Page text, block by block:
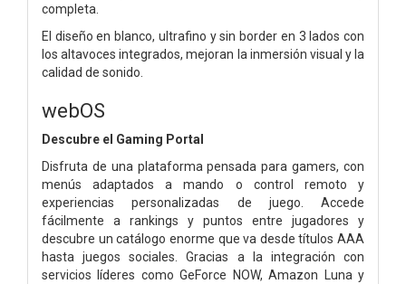
completa.
El diseño en blanco, ultrafino y sin border en 3 lados con
los altavoces integrados, mejoran la inmersión visual y la
calidad de sonido.
webOS
Descubre el Gaming Portal
Disfruta de una plataforma pensada para gamers, con
menús adaptados a mando o control remoto y
experiencias personalizadas de juego. Accede
fácilmente a rankings y puntos entre jugadores y
descubre un catálogo enorme que va desde títulos AAA
hasta juegos sociales. Gracias a la integración con
servicios líderes como GeForce NOW, Amazon Luna y